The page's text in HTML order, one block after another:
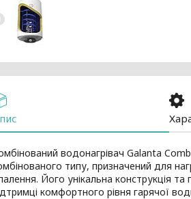
водонагрівач Galanta
типу, призначений для
Його унікальна конструкція
комфортного рівня гарячої